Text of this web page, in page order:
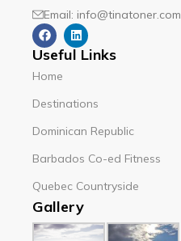
Email: info@tinatoner.com
Useful Links
Home
Destinations
Dominican Republic
Barbados Co-ed Fitness
Quebec Countryside
Gallery